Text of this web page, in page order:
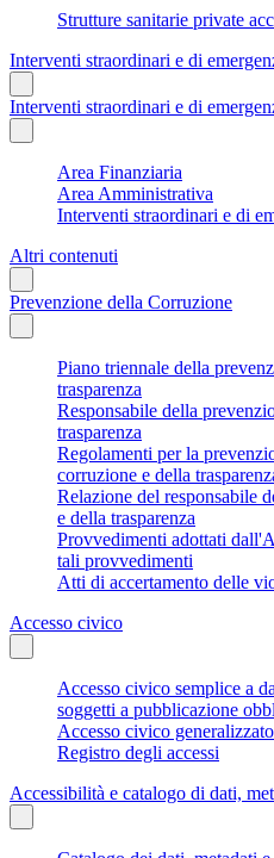
Strutture sanitarie private
Interventi straordinari e di
Interventi straordinari e di
Area Finanziaria
Area Amministrativa
Interventi straordinari e di
Altri contenuti
Prevenzione della Corruzione
Piano triennale della
trasparenza
Responsabile della
trasparenza
Regolamenti per la
corruzione e della
Relazione del responsabile
e della trasparenza
Provvedimenti adottati
tali provvedimenti
Atti di accertamento delle
Accesso civico
Accesso civico semplice a
soggetti a pubblicazione
Accesso civico
Registro degli accessi
Accessibilità e catalogo di dati,